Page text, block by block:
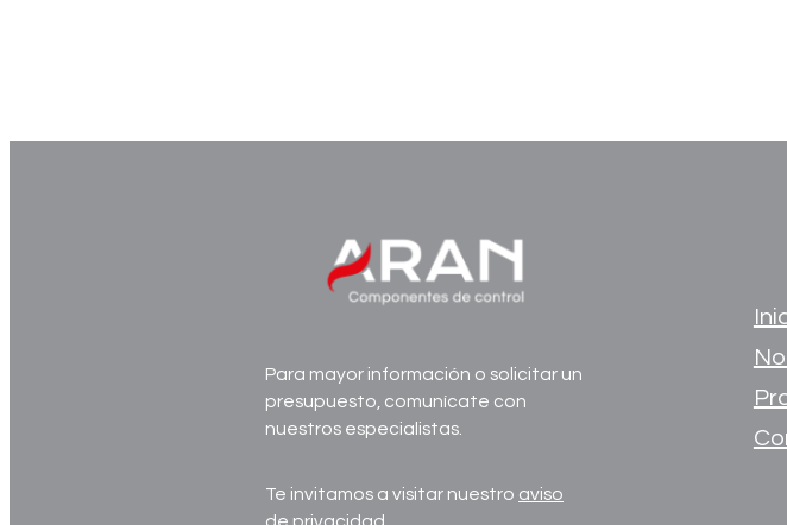
Para mayor información o solicitar un
presupuesto, comunícate con
nuestros especialistas.
Te invitamos a visitar nuestro aviso
de privacidad